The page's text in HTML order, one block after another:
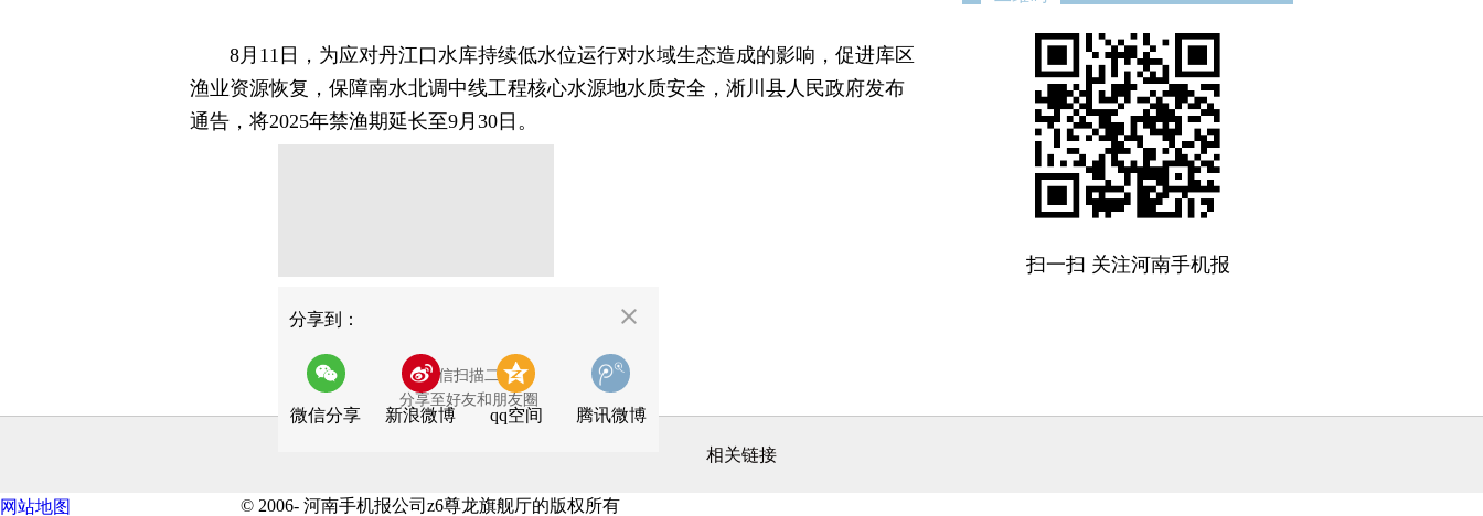
8月11日，为应对丹江口水库持续低水位运行对水域生态造成的影响，促进库区
渔业资源恢复，保障南水北调中线工程核心水源地水质安全，淅川县人民政府发布
通告，将2025年禁渔期延长至9月30日。
分享到：
微信分享
用微信扫描二维码
分享至好友和朋友圈
新浪微博 qq空间 腾讯微博
扫一扫 关注河南手机报
相关链接
© 2006- 河南手机报公司z6尊龙旗舰厅的版权所有
网站地图